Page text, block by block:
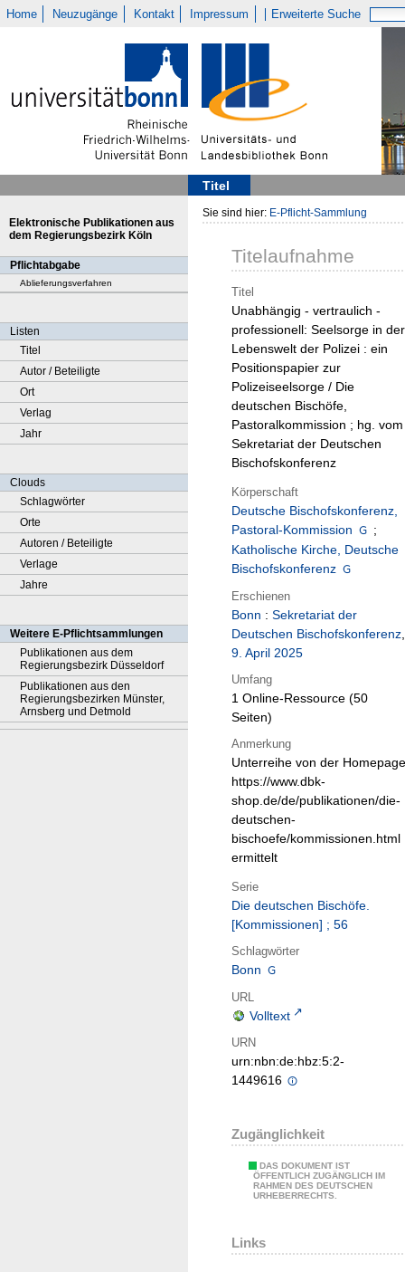
Home Neuzugänge Kontakt Impressum Erweiterte Suche
Titel
Elektronische Publikationen aus
dem Regierungsbezirk Köln
Pflichtabgabe
Ablieferungsverfahren
Listen
Titel
Autor / Beteiligte
Ort
Verlag
Jahr
Clouds
Schlagwörter
Orte
Autoren / Beteiligte
Verlage
Jahre
Weitere E-Pflichtsammlungen
Publikationen aus dem
Regierungsbezirk Düsseldorf
Publikationen aus den
Regierungsbezirken Münster,
Arnsberg und Detmold
Sie sind hier: E-Pflicht-Sammlung
Titelaufnahme
Titel
Unabhängig - vertraulich -
professionell: Seelsorge in der
Lebenswelt der Polizei : ein
Positionspapier zur
Polizeiseelsorge / Die
deutschen Bischöfe,
Pastoralkommission ; hg. vom
Sekretariat der Deutschen
Bischofskonferenz
Körperschaft
Deutsche Bischofskonferenz,
Pastoral-Kommission
;
Katholische Kirche, Deutsche
Bischofskonferenz
Erschienen
Bonn : Sekretariat der
Deutschen Bischofskonferenz,
9. April 2025
Umfang
1 Online-Ressource (50
Seiten)
Anmerkung
Unterreihe von der Homepage
https://www.dbk-
shop.de/de/publikationen/die-
deutschen-
bischoefe/kommissionen.html
ermittelt
Serie
Die deutschen Bischöfe.
[Kommissionen] ; 56
Schlagwörter
Bonn
URL
Volltext
URN
urn:nbn:de:hbz:5:2-
1449616
Zugänglichkeit
DAS DOKUMENT IST
ÖFFENTLICH ZUGÄNGLICH IM
RAHMEN DES DEUTSCHEN
URHEBERRECHTS.
Links